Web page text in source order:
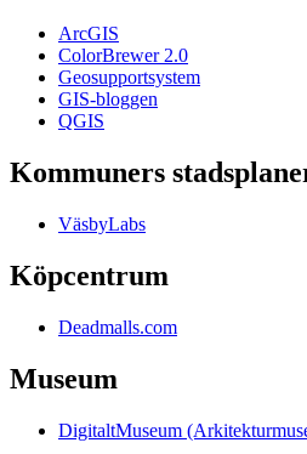
ArcGIS
ColorBrewer 2.0
Geosupportsystem
GIS-bloggen
QGIS
Kommuners
VäsbyLabs
Köpcentrum
Deadmalls.com
Museum
DigitaltMuseum